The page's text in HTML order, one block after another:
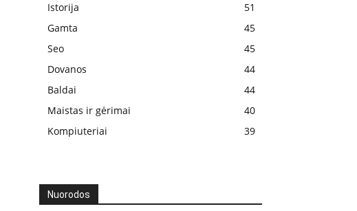
Istorija
51
Gamta
45
Seo
45
Dovanos
44
Baldai
44
Maistas ir gėrimai
40
Kompiuteriai
39
Nuorodos